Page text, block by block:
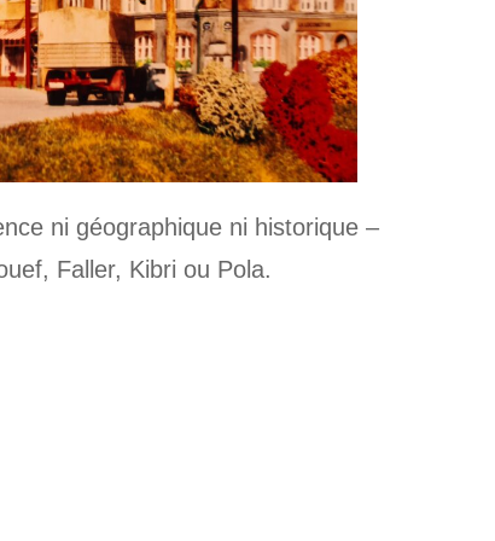
ni géographique ni historique –
Faller, Kibri ou Pola.